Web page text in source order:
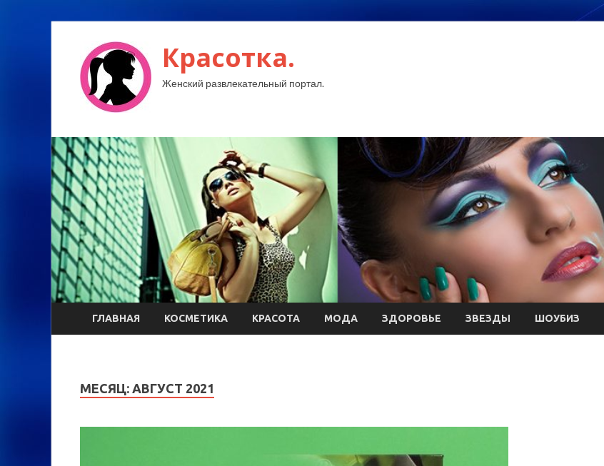
Красотка.
Женский развлекательный портал.
ГЛАВНАЯ КОСМЕТИКА КРАСОТА МОДА ЗДОРОВЬЕ ЗВЕЗДЫ ШОУБИЗ
МЕСЯЦ: АВГУСТ 2021